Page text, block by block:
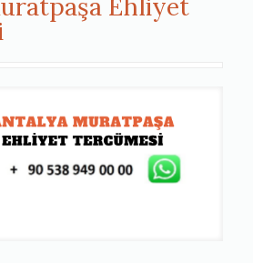
Ehliyet